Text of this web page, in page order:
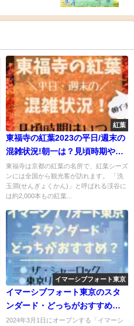
紅葉
東福寺の紅葉2023の平日/週末の
混雑状況!朝一は？見頃時期やラ
イトアップも
東福寺は京都の紅葉の名所で、紅葉シーズ
ンには全国から観光客が訪れます。 「洗
玉澗(せんぎょくかん)」と呼ばれる渓谷に
は約2,000本もの紅葉...
イマーシブフォート東京
イマーシブフォート東京のスタ
ンダード・どっちがおすすめ？
ザ・シャーロック又は東京リベ
2024年3月1日にオープンする「イマーシ